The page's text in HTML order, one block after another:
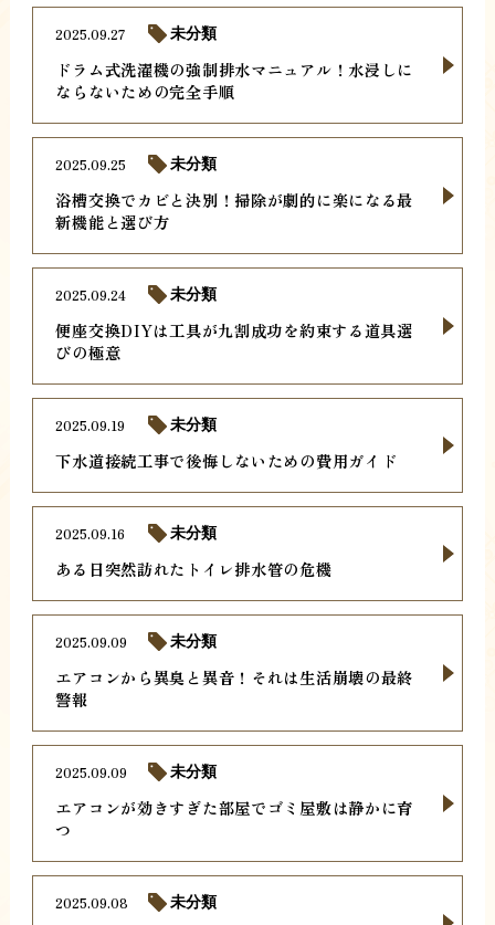
ドラム式洗濯機の強制排水マニュアル！水浸しに
ならないための完全手順
2025.09.27 未分類
浴槽交換でカビと決別！掃除が劇的に楽になる最
新機能と選び方
2025.09.25 未分類
便座交換DIYは工具が九割成功を約束する道具選
びの極意
2025.09.24 未分類
下水道接続工事で後悔しないための費用ガイド
2025.09.19 未分類
ある日突然訪れたトイレ排水管の危機
2025.09.16 未分類
エアコンから異臭と異音！それは生活崩壊の最終
警報
2025.09.09 未分類
エアコンが効きすぎた部屋でゴミ屋敷は静かに育
つ
2025.09.09 未分類
2025.09.08 未分類